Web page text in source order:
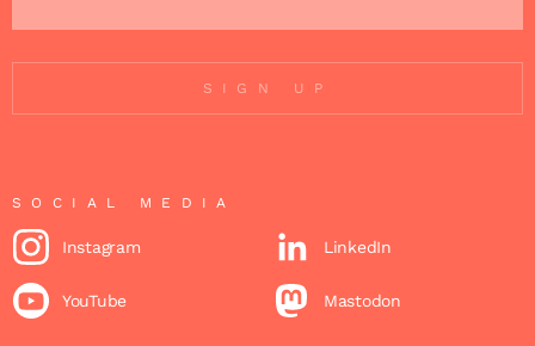
SIGN UP
SOCIAL MEDIA
Instagram LinkedIn
YouTube Mastodon